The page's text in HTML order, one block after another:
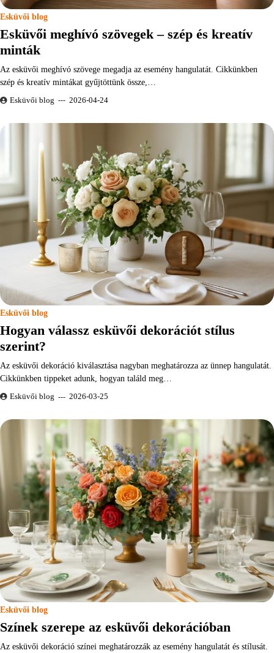
Esküvői blog
Esküvői meghívó szövegek – szép és kreatív
minták
Az esküvői meghívó szövege megadja az esemény hangulatát. Cikkünkben
szép és kreatív mintákat gyűjtöttünk össze,…
Esküvői blog 2026-04-24
Esküvői blog
Hogyan válassz esküvői dekorációt stílus
szerint?
Az esküvői dekoráció kiválasztása nagyban meghatározza az ünnep hangulatát.
Cikkünkben tippeket adunk, hogyan találd meg…
Esküvői blog 2026-03-25
Esküvői blog
Színek szerepe az esküvői dekorációban
Az esküvői dekoráció színei meghatározzák az esemény hangulatát és stílusát.